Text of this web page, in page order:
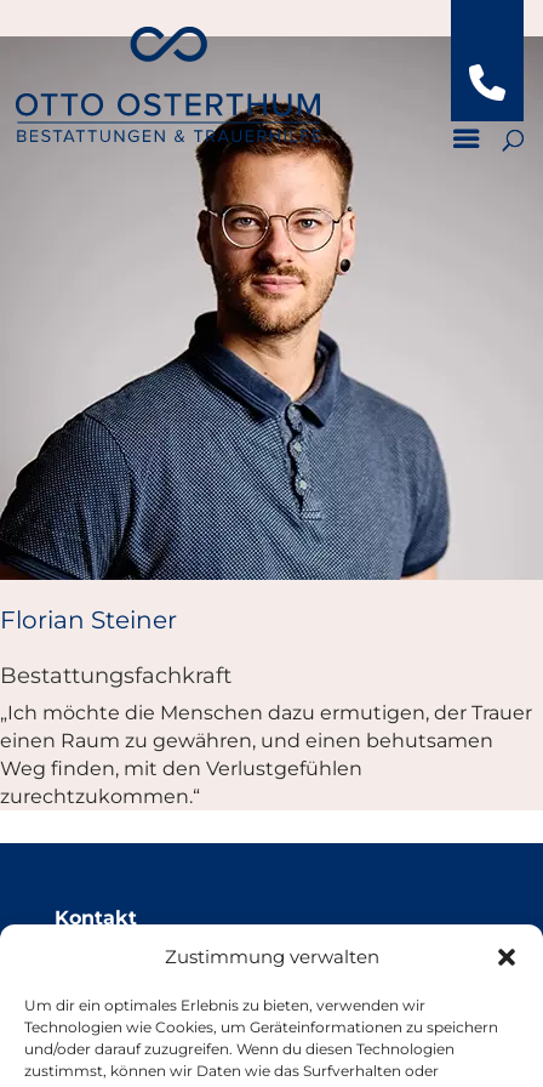
Zustimmung verwalten
Um dir ein optimales Erlebnis zu bieten, verwenden wir
Technologien wie Cookies, um Geräteinformationen zu speichern
und/oder darauf zuzugreifen. Wenn du diesen Technologien
zustimmst, können wir Daten wie das Surfverhalten oder
Florian Steiner
Bestattungsfachkraft
„Ich möchte die Menschen dazu ermutigen, der Trauer
einen Raum zu gewähren, und einen behutsamen
Weg finden, mit den Verlustgefühlen
zurechtzukommen.“
Kontakt
An den Voßbergen 73
26133 Oldenburg
T 0441 41058/41059